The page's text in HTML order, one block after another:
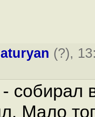
(?),
Мало